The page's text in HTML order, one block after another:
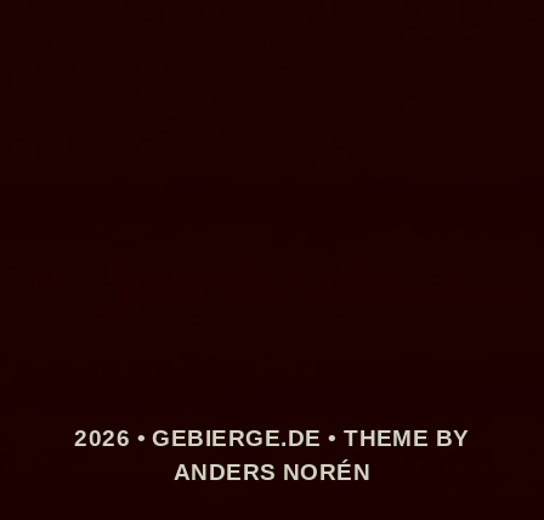
2026 •GEBIERGE.DE • THEME BY
ANDERS NORÉN